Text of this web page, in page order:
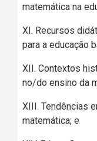
matemática na
XI. Recursos
para a educação
XII. Contextos
no/do ensino da
XIII. Tendências
matemática; e